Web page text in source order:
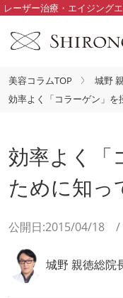
レーザー治療・エイジング
美容コラムTOP
城野
効率よく「コラーゲン」を
効率よく「
ために知っ
公開日:2015/04/18
城野 親徳総院